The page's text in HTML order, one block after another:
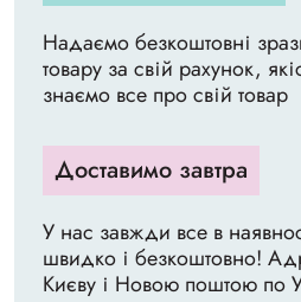
Надаємо безкоштовні
товару за свій рахунок,
знаємо все про свій товар
Доставимо завтра
У нас завжди все в
швидко і безкоштовно!
Києву і Новою поштою по